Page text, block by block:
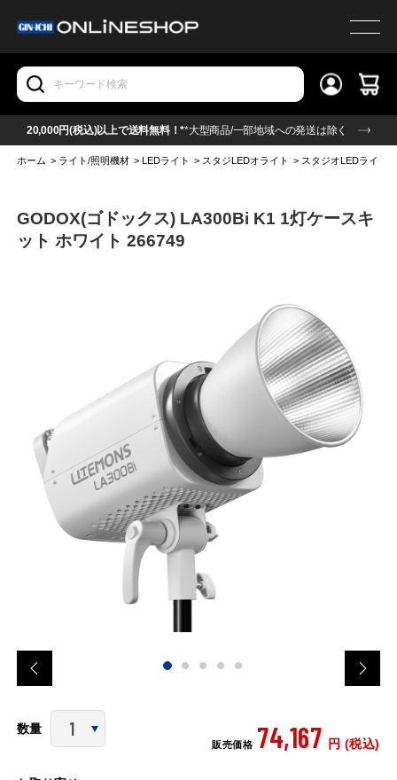
20,000円(税込)以上で送料無料！**大型商品/一部地域への発送は除く
ホーム > ライト/照明機材 >LEDライト > スタジLEDオライト > スタジオLEDライト(
GODOX(ゴドックス) LA300Bi K1 1灯ケースキ
ット ホワイト 266749
数量
販売価格 74,167 円 (税込)